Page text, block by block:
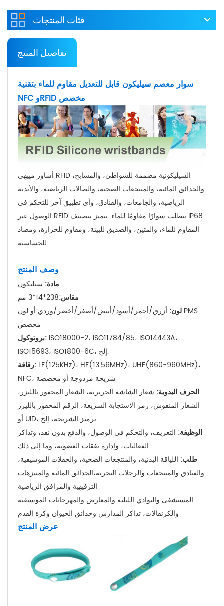
فئات المنتجات
تفاصيل المنتج
سوار معصم سيليكون قابل للتعديل مقاوم للماء بتقنية
NFC وRFID مخصص
أساور مييهي RFID السيليكونية مصممة للشواطئ، والمسابح،
والحدائق المائية، والمنتجعات الصحية، والصالات الرياضية، والأندية
الرياضية، والجامعات، والفنادق، وأي تطبيق آخر للتحكم في
الوصول عبر RFID يتطلب سوارًا مقاومًا للماء. تتميز بتصنيف IP68
المقاوم للماء، والمتين، والصديق للبيئة، ومقاوم للحرارة، ومضاد
للحساسية.
وصف المنتج
مادة: سيليكون
مقاس:238*14*3 مم
لون: أزرق/أحمر/أسود/أبيض/أصفر/أخضر/وردي أو لون PMS
مخصص
بروتوكول: ISO18000-2، ISO11784/85، ISO14443A،
ISO15693، ISO1800-6C، إلخ.
رقاقة: LF(125KHz)، HF(13.56MHz)، UHF(860-960MHz)،
NFC، شريحة مزدوجة أو مخصصة
الحرف اليدوية: شعار الشاشة الحريرية، الشعار المحفور بالليزر،
الشعار المنقوش، رمز الاستجابة السريعة، الرقم المحفور بالليزر
أو UID، ترميز الشريحة، إلخ.
الوظيفة: التعريف، والتحكم في الوصول، والدفع بدون نقد، وتذاكر
الفعاليات، وإدارة نفقات العضوية، وما إلى ذلك.
طلب: اللياقة البدنية، والمنتجعات الصحية، والحفلات الموسيقية،
والفنادق والمنتجعات والرحلات البحرية،الحدائق المائية والمتنزهات
الترفيهية والمرافق الرياضية
المستشفى والنوادي الليلية والمعارض والمهرجانات الموسيقية
والكرنفالات، تذاكر المدارس وحدائق الحيوان وكرة القدم
عرض المنتج